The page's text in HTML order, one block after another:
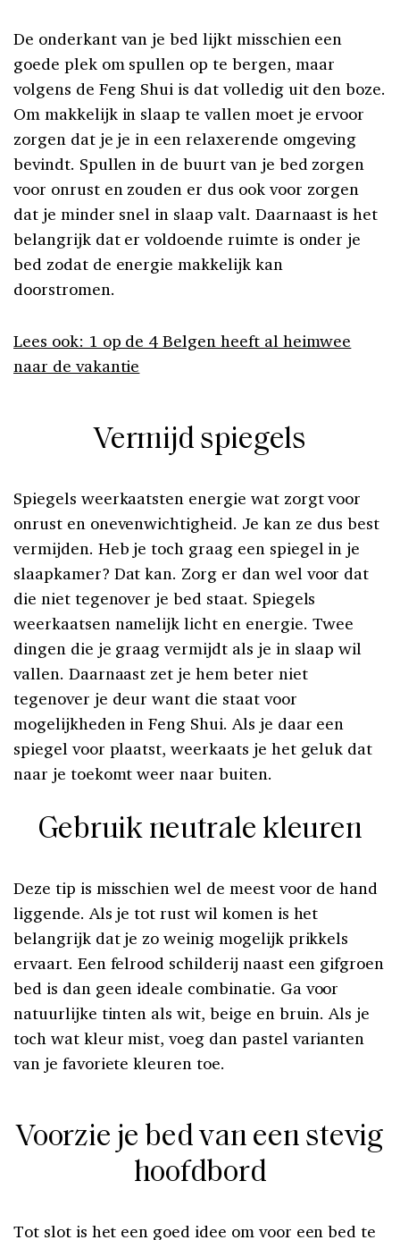
De onderkant van je bed lijkt misschien een
goede plek om spullen op te bergen, maar
volgens de Feng Shui is dat volledig uit den boze.
Om makkelijk in slaap te vallen moet je ervoor
zorgen dat je je in een relaxerende omgeving
bevindt. Spullen in de buurt van je bed zorgen
voor onrust en zouden er dus ook voor zorgen
dat je minder snel in slaap valt. Daarnaast is het
belangrijk dat er voldoende ruimte is onder je
bed zodat de energie makkelijk kan
doorstromen.
Lees ook: 1 op de 4 Belgen heeft al heimwee
naar de vakantie
Vermijd spiegels
Spiegels weerkaatsten energie wat zorgt voor
onrust en onevenwichtigheid. Je kan ze dus best
vermijden. Heb je toch graag een spiegel in je
slaapkamer? Dat kan. Zorg er dan wel voor dat
die niet tegenover je bed staat. Spiegels
weerkaatsen namelijk licht en energie. Twee
dingen die je graag vermijdt als je in slaap wil
vallen. Daarnaast zet je hem beter niet
tegenover je deur want die staat voor
mogelijkheden in Feng Shui. Als je daar een
spiegel voor plaatst, weerkaats je het geluk dat
naar je toekomt weer naar buiten.
Gebruik neutrale kleuren
Deze tip is misschien wel de meest voor de hand
liggende. Als je tot rust wil komen is het
belangrijk dat je zo weinig mogelijk prikkels
ervaart. Een felrood schilderij naast een gifgroen
bed is dan geen ideale combinatie. Ga voor
natuurlijke tinten als wit, beige en bruin. Als je
toch wat kleur mist, voeg dan pastel varianten
van je favoriete kleuren toe.
Voorzie je bed van een stevig
hoofdbord
Tot slot is het een goed idee om voor een bed te